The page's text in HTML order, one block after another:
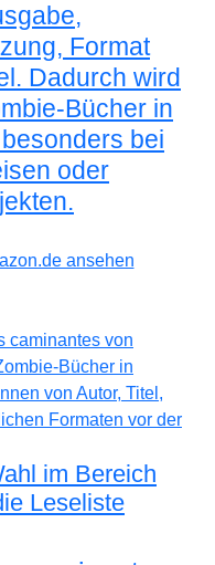
Format
Dadurch wird
Bücher in
bei
oder
ansehen
im Bereich
Leseliste